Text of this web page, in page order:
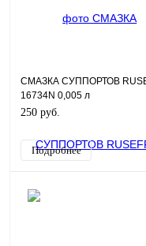
СМАЗКА СУППОРТОВ
16734N 0,005 л
250 руб.
Подробнее